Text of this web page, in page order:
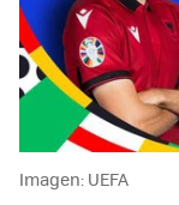
Imagen: UEFA